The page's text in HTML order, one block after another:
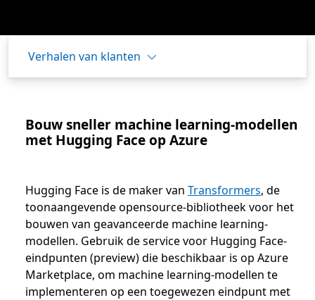
Verhalen van klanten
Bouw sneller machine learning-modellen
met Hugging Face op Azure
Hugging Face is de maker van Transformers, de
toonaangevende opensource-bibliotheek voor het
bouwen van geavanceerde machine learning-
modellen. Gebruik de service voor Hugging Face-
eindpunten (preview) die beschikbaar is op Azure
Marketplace, om machine learning-modellen te
implementeren op een toegewezen eindpunt met